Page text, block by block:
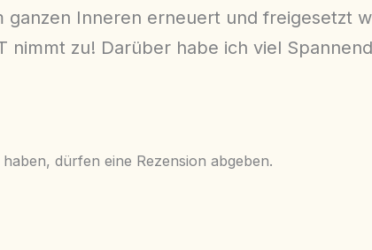
ganzen Inneren erneuert und freigesetzt
nimmt zu!​ Darüber habe ich viel
dürfen eine Rezension abgeben.